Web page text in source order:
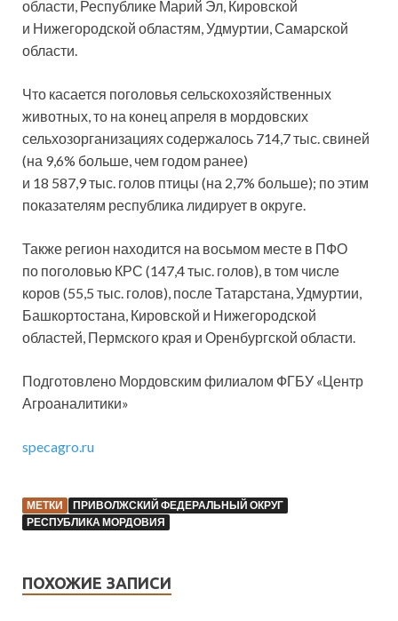
области, Республике Марий Эл, Кировской
и Нижегородской областям, Удмуртии, Самарской
области.
Что касается поголовья сельскохозяйственных
животных, то на конец апреля в мордовских
сельхозорганизациях содержалось 714,7 тыс. свиней
(на 9,6% больше, чем годом ранее)
и 18 587,9 тыс. голов птицы (на 2,7% больше); по этим
показателям республика лидирует в округе.
Также регион находится на восьмом месте в ПФО
по поголовью КРС (147,4 тыс. голов), в том числе
коров (55,5 тыс. голов), после Татарстана, Удмуртии,
Башкортостана, Кировской и Нижегородской
областей, Пермского края и Оренбургской области.
Подготовлено Мордовским филиалом ФГБУ «Центр
Агроаналитики»
specagro.ru
МЕТКИ
ПРИВОЛЖСКИЙ ФЕДЕРАЛЬНЫЙ ОКРУГ
РЕСПУБЛИКА МОРДОВИЯ
ПОХОЖИЕ ЗАПИСИ